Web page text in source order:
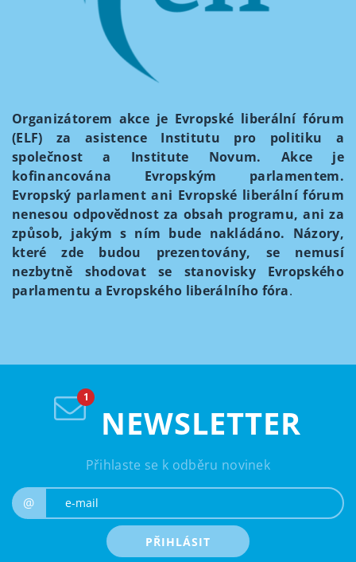
Organizátorem akce je Evropské liberální fórum
(ELF) za asistence Institutu pro politiku a
společnost a Institute Novum. Akce je
kofinancována Evropským parlamentem.
Evropský parlament ani Evropské liberální fórum
nenesou odpovědnost za obsah programu, ani za
způsob, jakým s ním bude nakládáno. Názory,
které zde budou prezentovány, se nemusí
nezbytně shodovat se stanovisky Evropského
parlamentu a Evropského liberálního fóra.
NEWSLETTER
Přihlaste se k odběru novinek
@
PŘIHLÁSIT